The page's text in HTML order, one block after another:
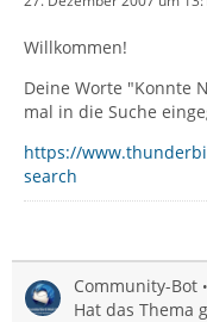
Willkommen!
Deine Worte "Konnte
mal in die Suche
https://
search
Community-Bot
Hat das Thema